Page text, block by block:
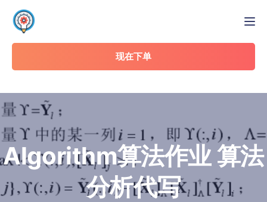
现在下单
Algorithm算法作业 算法
分析代写